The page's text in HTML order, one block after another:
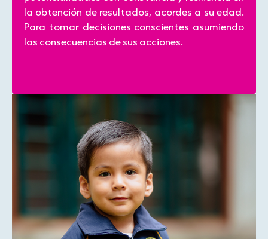
la obtención de resultados, acordes a su edad.
Para tomar decisiones conscientes asumiendo
las consecuencias de sus acciones.